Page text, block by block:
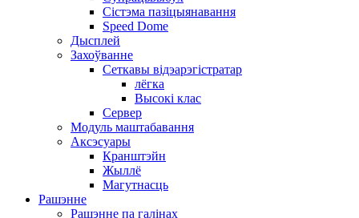
Сістэма пазіцыянавання
Speed ​​Dome
Дысплей
Захоўванне
Сеткавы відэарэгістратар
лёгка
Высокі клас
Сервер
Модуль маштабавання
Аксэсуары
Кранштэйн
Жыллё
Магутнасць
Рашэнне
Рашэнне па галінах